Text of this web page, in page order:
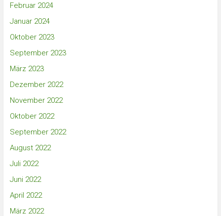
Februar 2024
Januar 2024
Oktober 2023
September 2023
März 2023
Dezember 2022
November 2022
Oktober 2022
September 2022
August 2022
Juli 2022
Juni 2022
April 2022
März 2022